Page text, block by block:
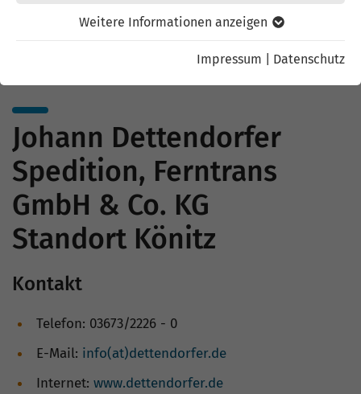
Weitere Informationen anzeigen
Impressum Datenschutz
Johann Dettendorfer
Spedition, Ferntrans
GmbH & Co. KG
Standort Könitz
Kontakt
Telefon: 03673/2226 - 0
E-Mail: info(at)dettendorfer.de
Internet: www.dettendorfer.de